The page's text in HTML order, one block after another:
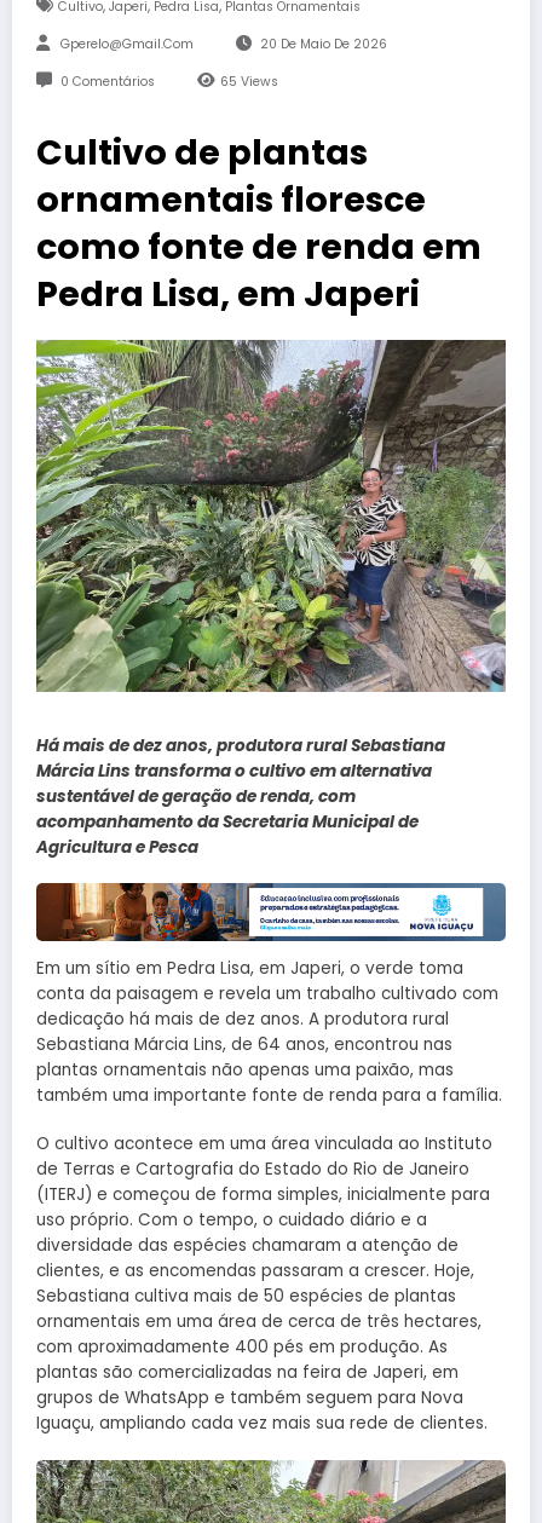
Cultivo, Japeri, Pedra Lisa, Plantas Ornamentais
Gperelo@gmail.com 20 De Maio De 2026
0 Comentários 65 Views
Cultivo de plantas
ornamentais floresce
como fonte de renda em
Pedra Lisa, em Japeri
Há mais de dez anos, produtora rural Sebastiana
Márcia Lins transforma o cultivo em alternativa
sustentável de geração de renda, com
acompanhamento da Secretaria Municipal de
Agricultura e Pesca
Em um sítio em Pedra Lisa, em Japeri, o verde toma
conta da paisagem e revela um trabalho cultivado com
dedicação há mais de dez anos. A produtora rural
Sebastiana Márcia Lins, de 64 anos, encontrou nas
plantas ornamentais não apenas uma paixão, mas
também uma importante fonte de renda para a família.
O cultivo acontece em uma área vinculada ao Instituto
de Terras e Cartografia do Estado do Rio de Janeiro
(ITERJ) e começou de forma simples, inicialmente para
uso próprio. Com o tempo, o cuidado diário e a
diversidade das espécies chamaram a atenção de
clientes, e as encomendas passaram a crescer. Hoje,
Sebastiana cultiva mais de 50 espécies de plantas
ornamentais em uma área de cerca de três hectares,
com aproximadamente 400 pés em produção. As
plantas são comercializadas na feira de Japeri, em
grupos de WhatsApp e também seguem para Nova
Iguaçu, ampliando cada vez mais sua rede de clientes.